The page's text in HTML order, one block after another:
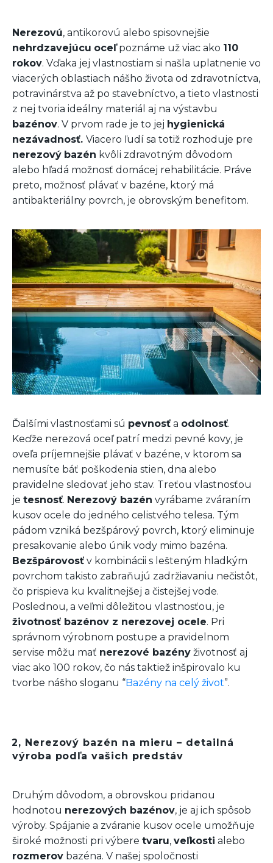
Nerezovú, antikorovú alebo spisovnejšie
nehrdzavejúcu oceľpoznáme už viac ako 110
rokov. Vďaka jej vlastnostiam si našla uplatnenie vo
viacerých oblastiach nášho života od zdravotníctva,
potravinárstva až po stavebníctvo, a tieto vlastnosti
z nej tvoria ideálny materiál aj na výstavbu
bazénov. V prvom rade je to jej hygienická
nezávadnosť. Viacero ľudí sa totiž rozhoduje pre
nerezový bazén kvôli zdravotným dôvodom
alebo hľadá možnosť domácej rehabilitácie. Práve
preto, možnosť plávať v bazéne, ktorý má
antibakteriálny povrch, je obrovským benefitom.
Ďalšími vlastnosťami sú pevnosť a odolnosť.
Keďže nerezová oceľ patrí medzi pevné kovy, je
oveľa príjemnejšie plávať v bazéne, v ktorom sa
nemusíte báť poškodenia stien, dna alebo
pravidelne sledovať jeho stav. Treťou vlastnosťou
je tesnosť. Nerezový bazén vyrábame zváraním
kusov ocele do jedného celistvého telesa. Tým
pádom vzniká bezšpárový povrch, ktorý eliminuje
presakovanie alebo únik vody mimo bazéna.
Bezšpárovosť v kombinácii s lešteným hladkým
povrchom takisto zabraňujú zadržiavaniu nečistôt,
čo prispieva ku kvalitnejšej a čistejšej vode.
Poslednou, a veľmi dôležitou vlastnosťou, je
životnosť bazénov z nerezovej ocele. Pri
správnom výrobnom postupe a pravidelnom
servise môžu mať nerezové bazény životnosť aj
viac ako 100 rokov, čo nás taktiež inšpirovalo ku
tvorbe nášho sloganu “Bazény na celý život”.
2, Nerezový bazén na mieru – detailná
výroba podľa vašich predstáv
Druhým dôvodom, a obrovskou pridanou
hodnotou nerezových bazénov, je aj ich spôsob
výroby. Spájanie a zváranie kusov ocele umožňuje
široké možnosti pri výbere tvaru, veľkosti alebo
rozmerov bazéna. V našej spoločnosti